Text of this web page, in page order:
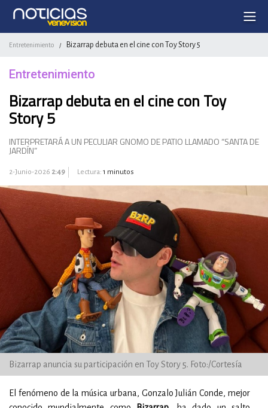
Entretenimiento / Bizarrap debuta en el cine con Toy Story 5
Entretenimiento
Bizarrap debuta en el cine con Toy
Story 5
INTERPRETARÁ A UN PECULIAR GNOMO DE PATIO LLAMADO “SANTA DE
JARDÍN”
2-Junio-2026 2:49 Lectura: 1 minutos
Bizarrap anuncia su participación en Toy Story 5. Foto:/Cortesía
El fenómeno de la música urbana, Gonzalo Julián Conde, mejor